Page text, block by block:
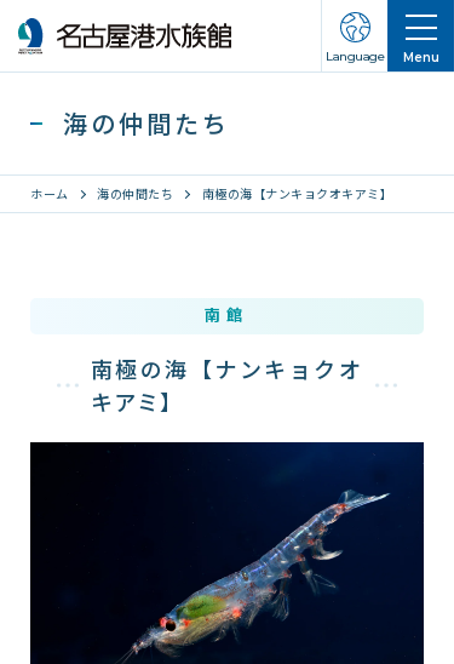
Menu
Language
入館チケット
交通アクセス
名古屋港水族館ってこんなところ
海の仲間たち
ホーム 海の仲間たち 南極の海【ナンキョクオキアミ】
南館
南極の海【ナンキョクオ
キアミ】